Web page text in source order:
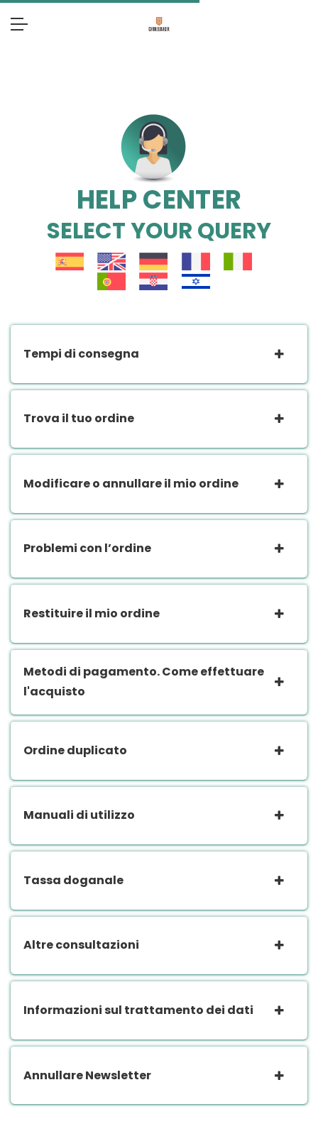
HELP CENTER
SELECT YOUR QUERY
Tempi di consegna
Trova il tuo ordine
Modificare o annullare il mio ordine
Problemi con l’ordine
Restituire il mio ordine
Metodi di pagamento. Come effettuare
l'acquisto
Ordine duplicato
Manuali di utilizzo
Tassa doganale
Altre consultazioni
Informazioni sul trattamento dei dati
Annullare Newsletter